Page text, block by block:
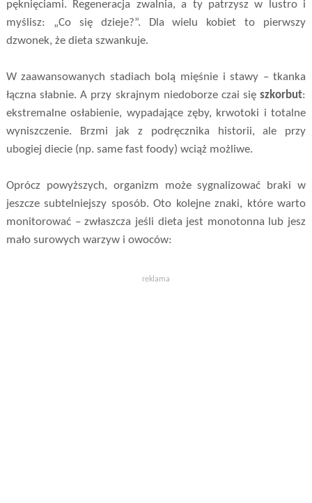
pęknięciami. Regeneracja zwalnia, a ty patrzysz w lustro i
myślisz: „Co się dzieje?”. Dla wielu kobiet to pierwszy
dzwonek, że dieta szwankuje.
W zaawansowanych stadiach bolą mięśnie i stawy – tkanka
łączna słabnie. A przy skrajnym niedoborze czai sięszkorbut:
ekstremalne osłabienie, wypadające zęby, krwotoki i totalne
wyniszczenie. Brzmi jak z podręcznika historii, ale przy
ubogiej diecie (np. same fast foody) wciąż możliwe.
Oprócz powyższych, organizm może sygnalizować braki w
jeszcze subtelniejszy sposób. Oto kolejne znaki, które warto
monitorować – zwłaszcza jeśli dieta jest monotonna lub jesz
mało surowych warzyw i owoców:
reklama